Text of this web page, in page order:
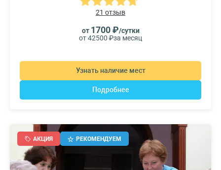
21 отзыв
от 1700 ₽/сутки
от 42500 ₽за месяц
Узнать наличие мест
Подробнее
АКЦИЯ РЕКОМЕНДУЕМ